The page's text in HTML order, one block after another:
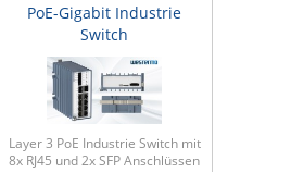
PoE-Gigabit Industrie
Switch
Layer 3 PoE Industrie Switch mit
8x RJ45 und 2x SFP Anschlüssen